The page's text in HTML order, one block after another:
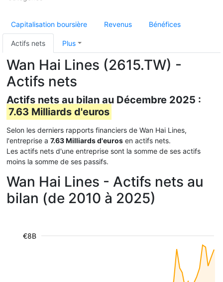
Capitalisation boursière Revenus Bénéfices
Actifs nets Plus
Wan Hai Lines (2615.TW) -
Actifs nets
Actifs nets au bilan au Décembre 2025 :
7.63 Milliards d'euros
Selon les derniers rapports financiers de Wan Hai Lines,
l'entreprise a 7.63 Milliards d'euros en actifs nets.
Les actifs nets d'une entreprise sont la somme de ses actifs
moins la somme de ses passifs.
Wan Hai Lines - Actifs nets au
bilan (de 2010 à 2025)
€8B